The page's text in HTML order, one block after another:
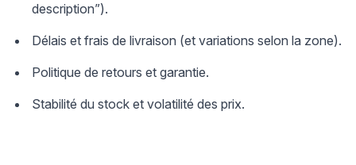
description”).
Délais et frais de livraison (et variations selon la zone).
Politique de retours et garantie.
Stabilité du stock et volatilité des prix.